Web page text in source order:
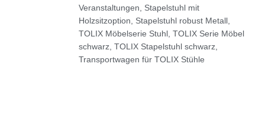
Veranstaltungen
Stapelstuhl mit
Holzsitzoption
Stapelstuhl robust Metall
TOLIX Möbelserie Stuhl TOLIX Serie Möbel
schwarz TOLIX Stapelstuhl schwarz
Transportwagen für TOLIX Stühle